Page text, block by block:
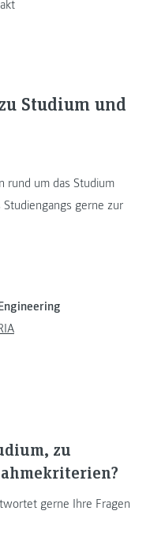
Studium und
rund um das Studium
gerne zur
zu
gerne Ihre Fragen